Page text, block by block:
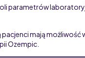
parametrów
pacjenci mają
Ozempic.